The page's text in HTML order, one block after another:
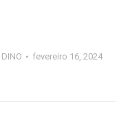
DINO fevereiro 16, 2024